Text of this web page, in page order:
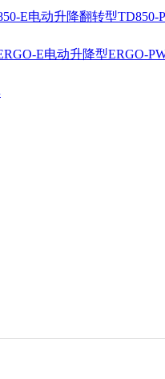
E电动升降翻转型TD850-
E电动升降型ERGO-